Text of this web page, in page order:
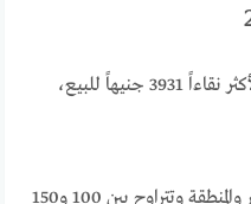
بلغ سعر الذهب اليوم للجرام 24، الأكثر نقاءاً 3931 جنيهاً للبيع،
وتتباين مصنعية الذهب حسب التاجر والمنطقة وتتراوح بين 100 و150